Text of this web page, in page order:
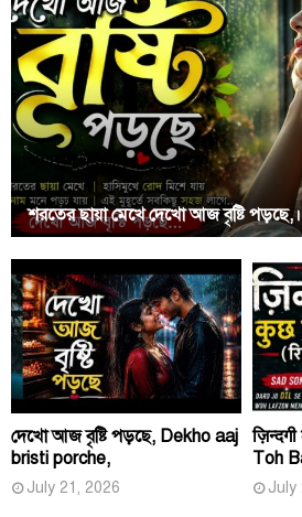
শরতের ছায়া মেখে দেখো আজ বৃষ্টি পড়ছে,।
দেখো আজ বৃষ্টি পড়ছে, Dekho aaj
bristi porche,
July 21, 2026
Toh
July